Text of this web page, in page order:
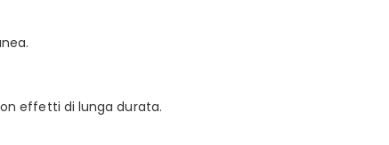
effetti di lunga durata.